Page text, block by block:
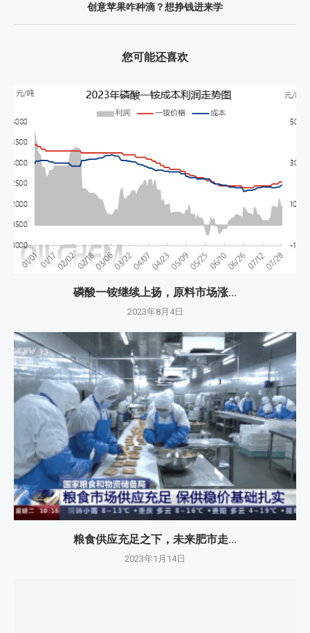
创意苹果咋种滴？想挣钱进来学
您可能还喜欢
磷酸一铵继续上扬，原料市场涨...
2023年8月4日
粮食供应充足之下，未来肥市走...
2023年1月14日